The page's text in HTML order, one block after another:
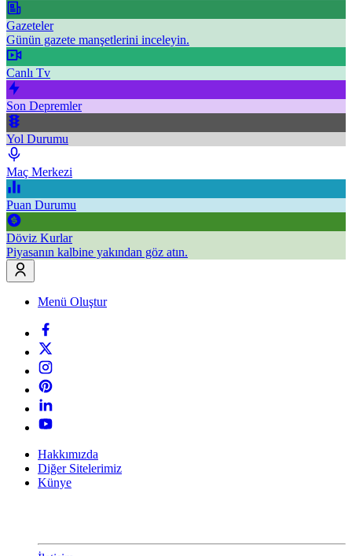
Gazeteler
Günün gazete manşetlerini inceleyin.
Canlı Tv
Son Depremler
Yol Durumu
Maç Merkezi
Puan Durumu
Döviz Kurlar
Piyasanın kalbine yakından göz atın.
Menü Oluştur
Hakkımızda
Diğer Sitelerimiz
Künye